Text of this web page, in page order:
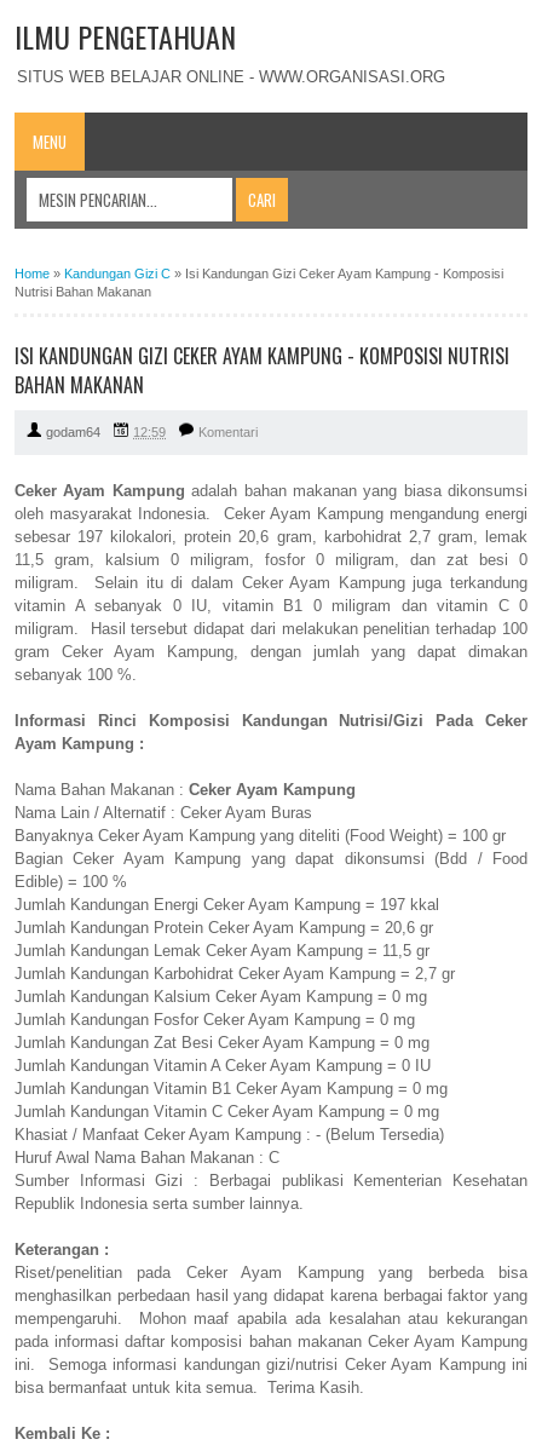
ILMU PENGETAHUAN
SITUS WEB BELAJAR ONLINE - WWW.ORGANISASI.ORG
MENU
Home » Kandungan Gizi C » Isi Kandungan Gizi Ceker Ayam Kampung - Komposisi
Nutrisi Bahan Makanan
ISI KANDUNGAN GIZI CEKER AYAM KAMPUNG - KOMPOSISI NUTRISI
BAHAN MAKANAN
godam64 12:59 Komentari
Ceker Ayam Kampung adalah bahan makanan yang biasa dikonsumsi
oleh masyarakat Indonesia. Ceker Ayam Kampung mengandung energi
sebesar 197 kilokalori, protein 20,6 gram, karbohidrat 2,7 gram, lemak
11,5 gram, kalsium 0 miligram, fosfor 0 miligram, dan zat besi 0
miligram. Selain itu di dalam Ceker Ayam Kampung juga terkandung
vitamin A sebanyak 0 IU, vitamin B1 0 miligram dan vitamin C 0
miligram. Hasil tersebut didapat dari melakukan penelitian terhadap 100
gram Ceker Ayam Kampung, dengan jumlah yang dapat dimakan
sebanyak 100 %.
Informasi Rinci Komposisi Kandungan Nutrisi/Gizi Pada Ceker
Ayam Kampung :
Nama Bahan Makanan : Ceker Ayam Kampung
Nama Lain / Alternatif : Ceker Ayam Buras
Banyaknya Ceker Ayam Kampung yang diteliti (Food Weight) = 100 gr
Bagian Ceker Ayam Kampung yang dapat dikonsumsi (Bdd / Food
Edible) = 100 %
Jumlah Kandungan Energi Ceker Ayam Kampung = 197 kkal
Jumlah Kandungan Protein Ceker Ayam Kampung = 20,6 gr
Jumlah Kandungan Lemak Ceker Ayam Kampung = 11,5 gr
Jumlah Kandungan Karbohidrat Ceker Ayam Kampung = 2,7 gr
Jumlah Kandungan Kalsium Ceker Ayam Kampung = 0 mg
Jumlah Kandungan Fosfor Ceker Ayam Kampung = 0 mg
Jumlah Kandungan Zat Besi Ceker Ayam Kampung = 0 mg
Jumlah Kandungan Vitamin A Ceker Ayam Kampung = 0 IU
Jumlah Kandungan Vitamin B1 Ceker Ayam Kampung = 0 mg
Jumlah Kandungan Vitamin C Ceker Ayam Kampung = 0 mg
Khasiat / Manfaat Ceker Ayam Kampung : - (Belum Tersedia)
Huruf Awal Nama Bahan Makanan : C
Sumber Informasi Gizi : Berbagai publikasi Kementerian Kesehatan
Republik Indonesia serta sumber lainnya.
Keterangan :
Riset/penelitian pada Ceker Ayam Kampung yang berbeda bisa
menghasilkan perbedaan hasil yang didapat karena berbagai faktor yang
mempengaruhi. Mohon maaf apabila ada kesalahan atau kekurangan
pada informasi daftar komposisi bahan makanan Ceker Ayam Kampung
ini. Semoga informasi kandungan gizi/nutrisi Ceker Ayam Kampung ini
bisa bermanfaat untuk kita semua. Terima Kasih.
Kembali Ke :